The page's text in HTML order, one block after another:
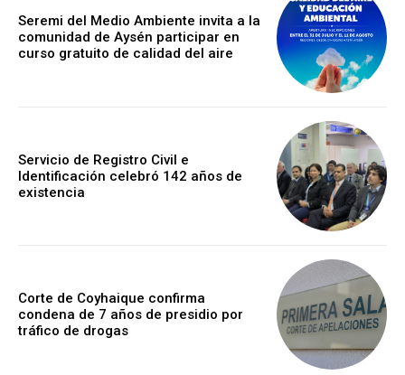
Seremi del Medio Ambiente invita a la
comunidad de Aysén participar en
curso gratuito de calidad del aire
Servicio de Registro Civil e
Identificación celebró 142 años de
existencia
Corte de Coyhaique confirma
condena de 7 años de presidio por
tráfico de drogas